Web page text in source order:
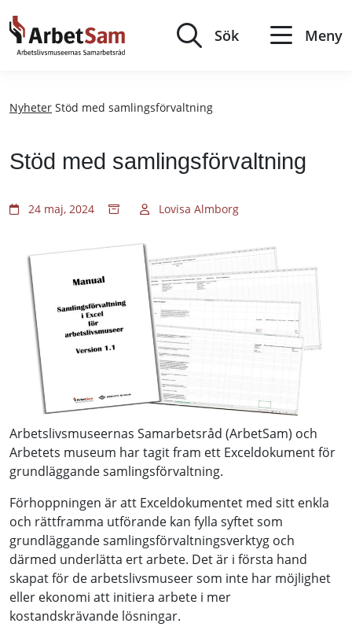
innehållet
Sök Meny
Nyheter Stöd med samlingsförvaltning
Stöd med samlingsförvaltning
24 maj, 2024 Lovisa Almborg
Arbetslivsmuseernas Samarbetsråd (ArbetSam) och
Arbetets museum har tagit fram ett Exceldokument för
grundläggande samlingsförvaltning.
Förhoppningen är att Exceldokumentet med sitt enkla
och rättframma utförande kan fylla syftet som
grundläggande samlingsförvaltningsverktyg och
därmed underlätta ert arbete. Det är i första hand
skapat för de arbetslivsmuseer som inte har möjlighet
eller ekonomi att initiera arbete i mer
kostandskrävande lösningar.